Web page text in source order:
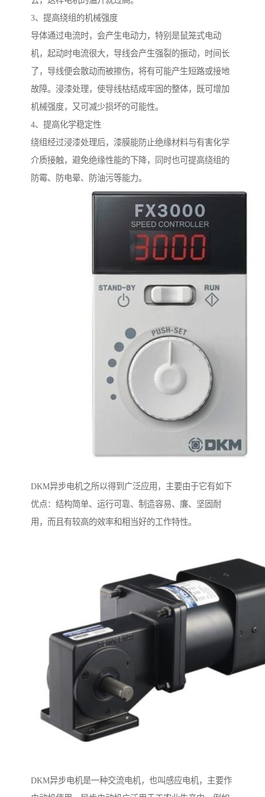
3、提高绕组的机械强度
导体通过电流时，会产生电动力，特别是鼠笼式电动
机，起动时电流很大，导线会产生强裂的振动，时间长
了，导线便会散动而被擦伤，将有可能产生短路或接地
故障。浸漆处理，使导线枯结成牢固的整体，既可增加
机械强度，又可减少损坏的可能性。
4、提高化学稳定性
绕组经过浸漆处理后，漆膜能防止绝缘材料与有害化学
介质接触，避免绝缘性能的下降，同时也可提高绕组的
防霉、防电晕、防油污等能力。
DKM异步电机之所以得到广泛应用，主要由于它有如下
优点：结构简单、运行可靠、制造容易、廉、坚固耐
用，而且有较高的效率和相当好的工作特性。
DKM异步电机是一种交流电机，也叫感应电机，主要作